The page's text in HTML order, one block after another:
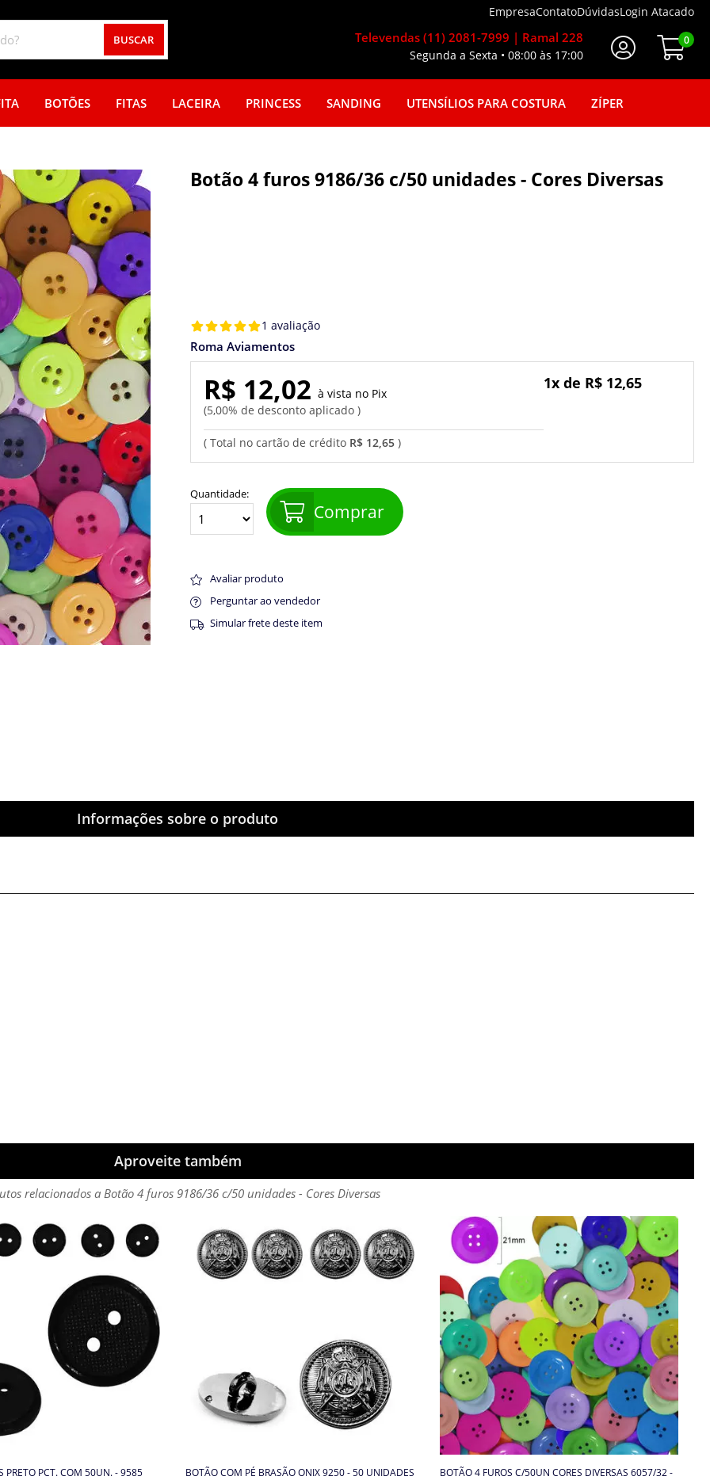
EmpresaContatoDúvidasLogin Atacado
BUSCAR 0
Televendas (11) 2081-7999 | Ramal 228
Segunda a Sexta • 08:00 às 17:00
BOTÕES FITAS LACEIRA PRINCESS SANDING UTENSÍLIOS PARA COSTURA ZÍPER
Botão 4 furos 9186/36 c/50 unidades - Cores Diversas
1 avaliação
Roma Aviamentos
R$ 12,65
1x de R$ 12,65
R$ 12,02
5,00% de desconto aplicado
Pix
Quantidade:
Comprar
Avaliar produto
Perguntar ao vendedor
Simular frete deste item
Informações sobre o produto
Aproveite também
relacionados a Botão 4 furos 9186/36 c/50 unidades - Cores Diversas
PRETO PCT. COM 50UN. - 9585 BOTÃO COM PÉ BRASÃO ONIX 9250 - 50 UNIDADES
BOTÃO 4 FUROS C/50UN CORES DIVERSAS 6057/32 -